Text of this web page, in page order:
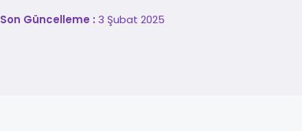
Son Güncelleme : 3 Şubat 2025